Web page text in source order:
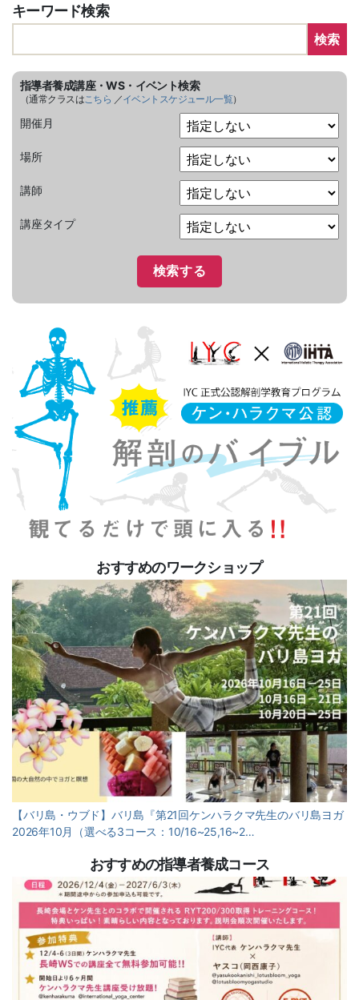
キーワード検索
検索
指導者養成講座・WS・イベント検索
（通常クラスはこちら ／イベントスケジュール一覧）
開催月
場所
講師
講座タイプ
おすすめのワークショップ
【バリ島・ウブド】バリ島『第21回ケンハラクマ先生のバリ島ヨガ
2026年10月（選べる3コース：10/16~25,16~2…
おすすめの指導者養成コース